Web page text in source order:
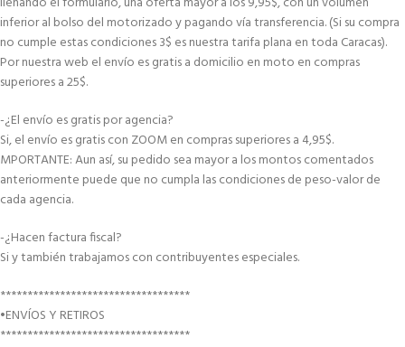
inferior al bolso del motorizado y pagando vía transferencia. (Si su compra
no cumple estas condiciones 3$ es nuestra tarifa plana en toda Caracas).
Por nuestra web el envío es gratis a domicilio en moto en compras
superiores a 25$.
-¿El envío es gratis por agencia?
Si, el envío es gratis con ZOOM en compras superiores a 4,95$.
MPORTANTE: Aun así, su pedido sea mayor a los montos comentados
anteriormente puede que no cumpla las condiciones de peso-valor de
cada agencia.
-¿Hacen factura fiscal?
Si y también trabajamos con contribuyentes especiales.
***********************************
•ENVÍOS Y RETIROS
***********************************